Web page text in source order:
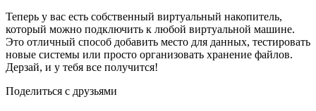
Теперь у вас есть собственный виртуальный накопитель,
который можно подключить к любой виртуальной машине.
Это отличный способ добавить место для данных, тестировать
новые системы или просто организовать хранение файлов.
Дерзай, и у тебя все получится!
Поделиться с друзьями